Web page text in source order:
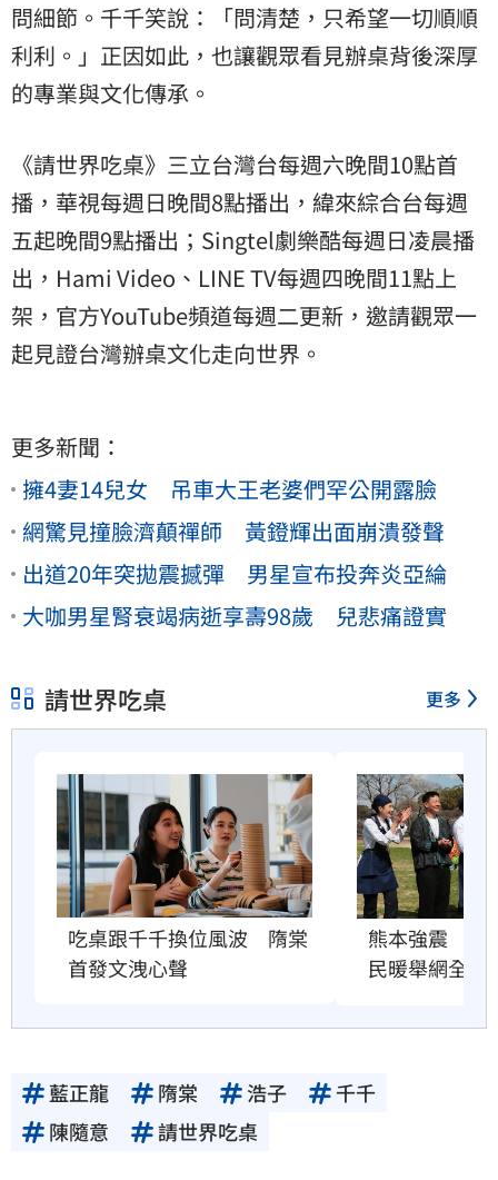
問細節。千千笑說：「問清楚，只希望一切順順
利利。」正因如此，也讓觀眾看見辦桌背後深厚
的專業與文化傳承。
《請世界吃桌》三立台灣台每週六晚間10點首
播，華視每週日晚間8點播出，緯來綜合台每週
五起晚間9點播出；Singtel劇樂酷每週日凌晨播
出，Hami Video、LINE TV每週四晚間11點上
架，官方YouTube頻道每週二更新，邀請觀眾一
起見證台灣辦桌文化走向世界。
更多新聞：
擁4妻14兒女 吊車大王老婆們罕公開露臉
網驚見撞臉濟顛禪師 黃鐙輝出面崩潰發聲
出道20年突拋震撼彈 男星宣布投奔炎亞綸
大咖男星腎衰竭病逝享壽98歲 兒悲痛證實
請世界吃桌 更多
吃桌跟千千換位風波　隋棠
首發文洩心聲
熊本強震　吃
民暖舉網全哭
藍正龍 隋棠 浩子
千千
陳隨意
請世界吃桌